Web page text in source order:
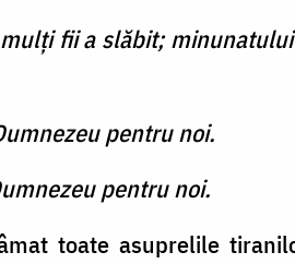
fii a slăbit;
pentru noi.
pentru noi.
toate asuprelile